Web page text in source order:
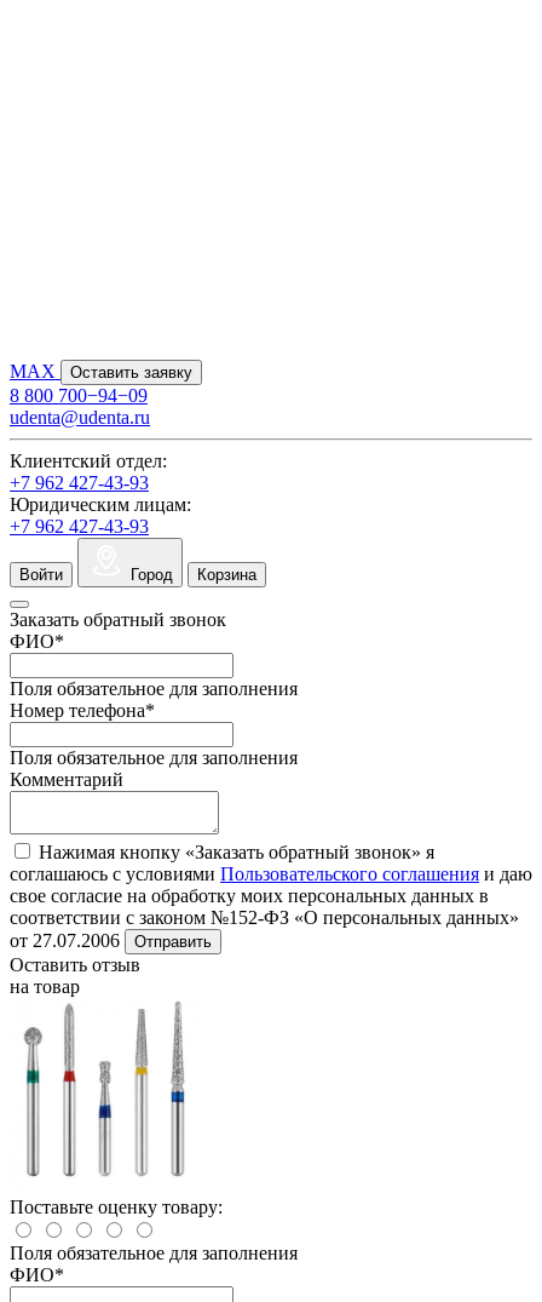
MAX Оставить заявку
8 800 700−94−09
udenta@udenta.ru
Клиентский отдел:
+7 962 427-43-93
Юридическим лицам:
+7 962 427-43-93
Войти Город Корзина
Заказать обратный звонок
ФИО*
Поля обязательное для заполнения
Номер телефона*
Поля обязательное для заполнения
Комментарий
Нажимая кнопку «Заказать обратный звонок» я
соглашаюсь с условиями Пользовательского соглашения и даю
свое согласие на обработку моих персональных данных в
соответствии с законом №152-ФЗ «О персональных данных»
от 27.07.2006
Отправить
Оставить отзыв
на товар
Поставьте оценку товару:
Поля обязательное для заполнения
ФИО*